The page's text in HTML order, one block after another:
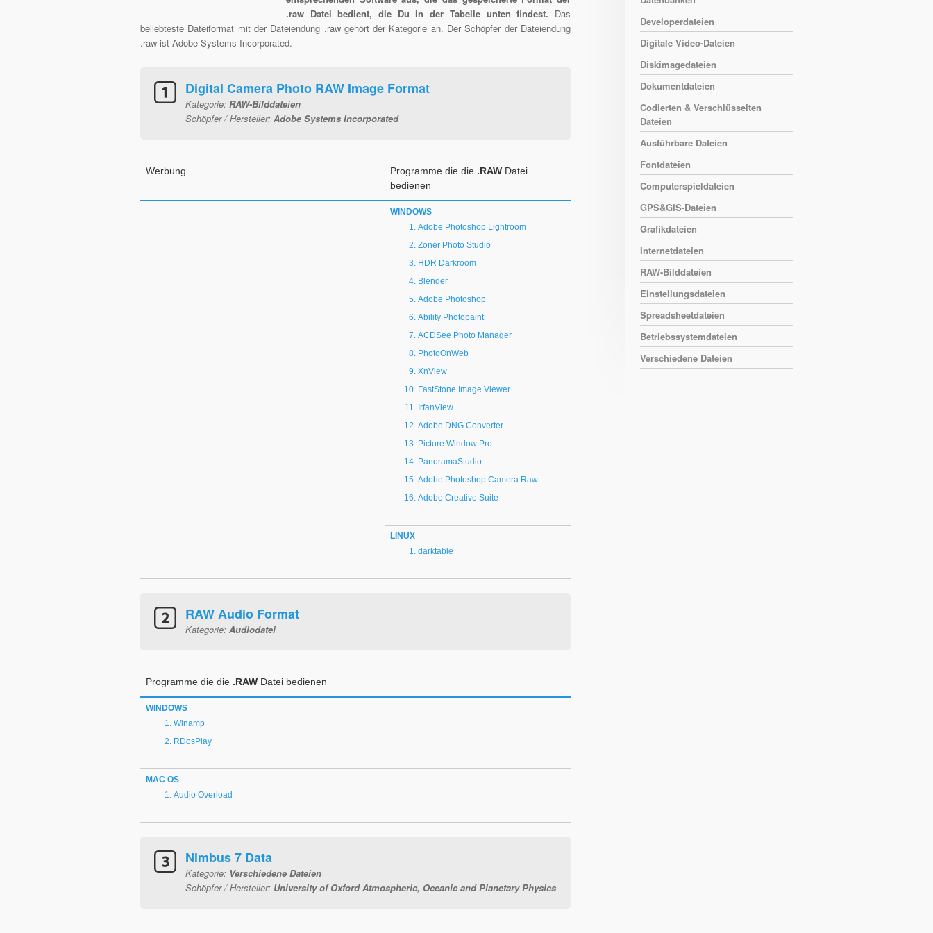
.raw Datei bedient, die Du in der Tabelle unten findest. Das
beliebteste Dateiformat mit der Dateiendung .raw gehört der Kategorie an. Der Schöpfer der Dateiendung
.raw ist Adobe Systems Incorporated.
Digital Camera Photo RAW Image Format
Kategorie: RAW-Bilddateien
Schöpfer / Hersteller: Adobe Systems Incorporated
Werbung Programme die die .RAW Datei
bedienen
WINDOWS
Adobe Photoshop Lightroom
Zoner Photo Studio
HDR Darkroom
Blender
Adobe Photoshop
Ability Photopaint
ACDSee Photo Manager
PhotoOnWeb
XnView
FastStone Image Viewer
IrfanView
Adobe DNG Converter
Picture Window Pro
PanoramaStudio
Adobe Photoshop Camera Raw
Adobe Creative Suite
LINUX
darktable
RAW Audio Format
Kategorie: Audiodatei
Programme die die .RAW Datei bedienen
WINDOWS
Winamp
RDosPlay
MAC OS
Audio Overload
Nimbus 7 Data
Kategorie: Verschiedene Dateien
Schöpfer / Hersteller: University of Oxford Atmospheric, Oceanic and Planetary Physics
Developerdateien
Digitale Video-Dateien
Diskimagedateien
Dokumentdateien
Codierten & Verschlüsselten
Dateien
Ausführbare Dateien
Fontdateien
Computerspieldateien
GPS&GIS-Dateien
Grafikdateien
Internetdateien
RAW-Bilddateien
Einstellungsdateien
Spreadsheetdateien
Betriebssystemdateien
Verschiedene Dateien